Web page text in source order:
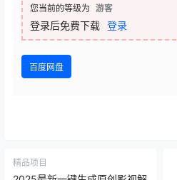
您当前的等级为 游客
登录后免费下载 登录
百度网盘
精品项目